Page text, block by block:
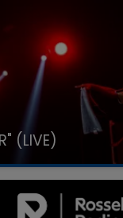
(LIVE)